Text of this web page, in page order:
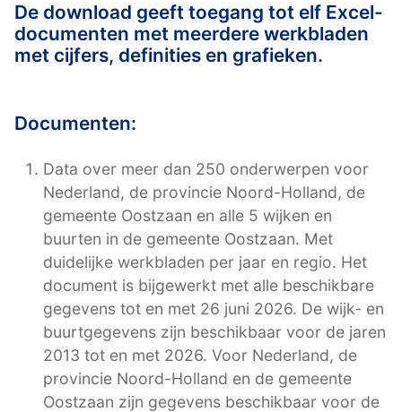
De download geeft toegang tot elf Excel-
documenten met meerdere werkbladen
met cijfers, definities en grafieken.
Documenten:
Data over meer dan 250 onderwerpen voor
Nederland, de provincie Noord-Holland, de
gemeente Oostzaan en alle 5 wijken en
buurten in de gemeente Oostzaan. Met
duidelijke werkbladen per jaar en regio. Het
document is bijgewerkt met alle beschikbare
gegevens tot en met 26 juni 2026. De wijk- en
buurtgegevens zijn beschikbaar voor de jaren
2013 tot en met 2026. Voor Nederland, de
provincie Noord-Holland en de gemeente
Oostzaan zijn gegevens beschikbaar voor de